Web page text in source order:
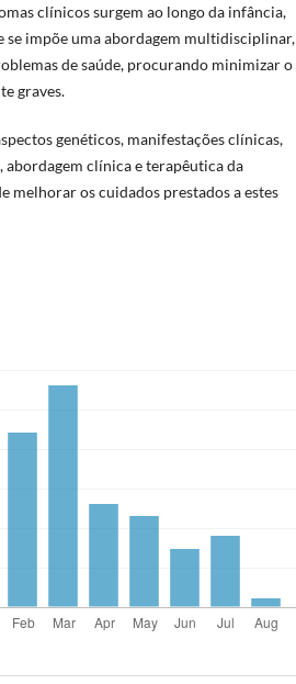
clínicos surgem ao longo da infância,
se impõe uma abordagem multidisciplinar,
de saúde, procurando minimizar o
graves.
genéticos, manifestações clínicas,
clínica e terapêutica da
melhorar os cuidados prestados a estes